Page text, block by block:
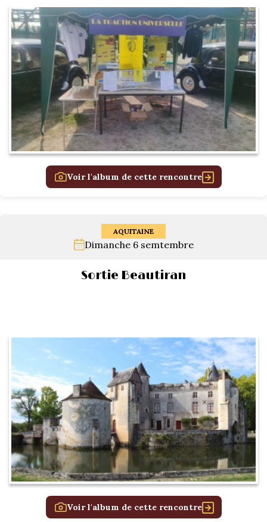
Voir l'album de cette rencontre
AQUITAINE
Dimanche 6 semtembre
Sortie Beautiran
Voir l'album de cette rencontre